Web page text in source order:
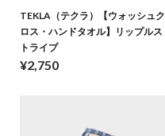
TEKLA（テクラ）【ウォッシュク
ロス・ハンドタオル】リップルス
トライプ
¥2,750